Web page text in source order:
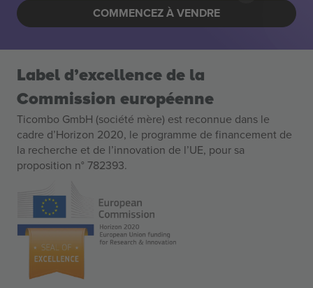
COMMENCEZ À VENDRE
Label d’excellence de la
Commission européenne
Ticombo GmbH (société mère) est reconnue dans le
cadre d’Horizon 2020, le programme de financement de
la recherche et de l’innovation de l’UE, pour sa
proposition n° 782393.